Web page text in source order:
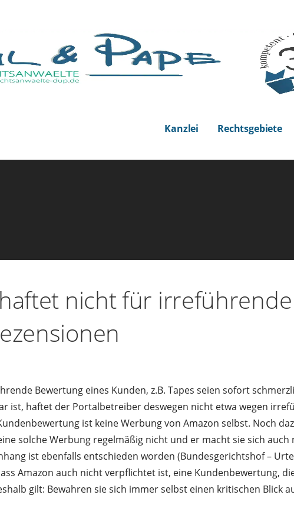
Kanzlei Rechtsgebiete
nicht für irreführende
Bewertung eines Kunden, z.B. Tapes seien sofort
ist, haftet der Portalbetreiber deswegen nicht etwa wegen
ist keine Werbung von Amazon selbst. Noch
solche Werbung regelmäßig nicht und er macht sie sich auch
ist ebenfalls entschieden worden (Bundesgerichtshof –
Amazon auch nicht verpflichtet ist, eine Kundenbewertung,
gilt: Bewahren sie sich immer selbst einen kritischen Blick